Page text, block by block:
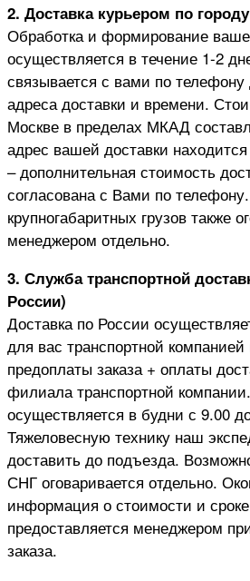
2. Доставка курьером по городу
Обработка и формирование
осуществляется в течение 1-2
связывается с вами по телефону
адреса доставки и времени.
Москве в пределах МКАД
адрес вашей доставки
– дополнительная стоимость
согласована с Вами по
крупногабаритных грузов также
менеджером отдельно.
3. Служба транспортной
России)
Доставка по России
для вас транспортной
предоплаты заказа + оплаты
филиала транспортной
осуществляется в будни с 9.00
Тяжеловесную технику наш
доставить до подъезда.
СНГ оговаривается отдельно.
информация о стоимости и
предоставляется менеджером
заказа.